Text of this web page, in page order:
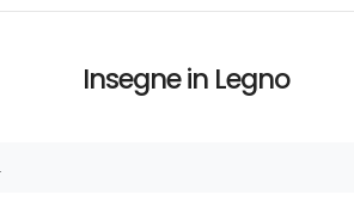
Insegne in Legno